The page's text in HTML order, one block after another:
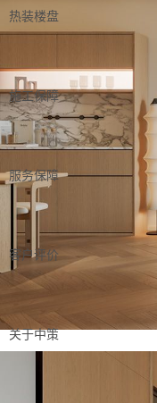
热装楼盘
施工保障
服务保障
客户评价
关于中策